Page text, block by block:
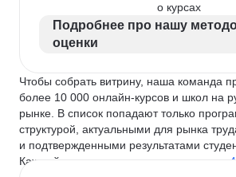
о курсах
Подробнее про нашу
оценки
Чтобы собрать витрину, наша команда
более 10 000 онлайн-курсов и школ на
рынке. В список попадают только
структурой, актуальными для рынка
и подтвержденными результатами
Каждый курс и школу мы оцениваем по